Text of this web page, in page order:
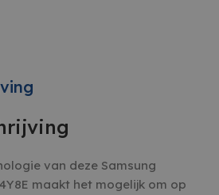
van deze Samsung
maakt het mogelijk om op